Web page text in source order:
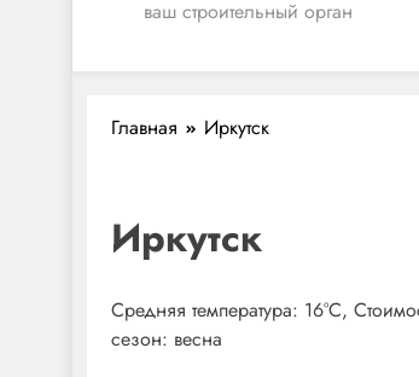
ваш строительный орган
Главная Иркутск
Иркутск
Средняя температура: 16°C,
сезон: весна